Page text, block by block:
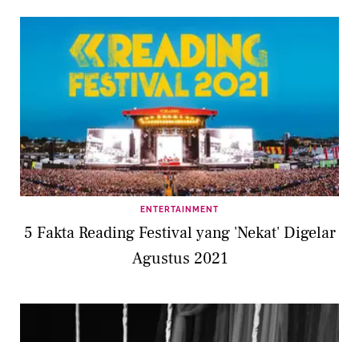
ENTERTAINMENT
5 Fakta Reading Festival yang 'Nekat' Digelar
Agustus 2021